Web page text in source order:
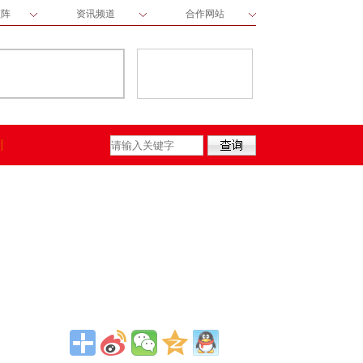
资讯频道 合作网站